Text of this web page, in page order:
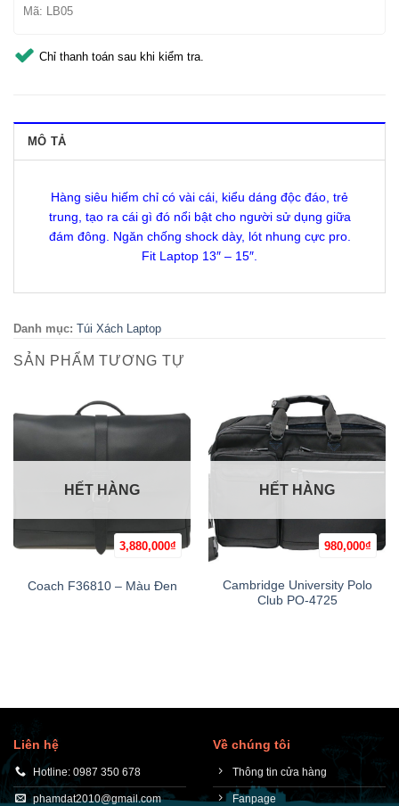
Mã: LB05
Chỉ thanh toán sau khi kiểm tra.
MÔ TẢ
Hàng siêu hiếm chỉ có vài cái, kiểu dáng độc đáo, trẻ
trung, tạo ra cái gì đó nổi bật cho người sử dụng giữa
đám đông. Ngăn chống shock dày, lót nhung cực pro.
Fit Laptop 13″ – 15″.
Danh mục: Túi Xách Laptop
SẢN PHẨM TƯƠNG TỰ
3,880,000₫
HẾT HÀNG
Coach F36810 – Màu Đen
980,000₫
HẾT HÀNG
Cambridge University Polo
Club PO-4725
Liên hệ
Hotline: 0987 350 678
phamdat2010@gmail.com
Về chúng tôi
Thông tin cửa hàng
Fanpage